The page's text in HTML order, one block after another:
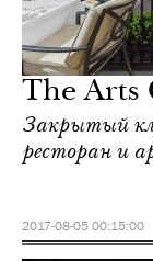
The Arts
Закрытый
ресторан и
2017-08-05 00:15:00